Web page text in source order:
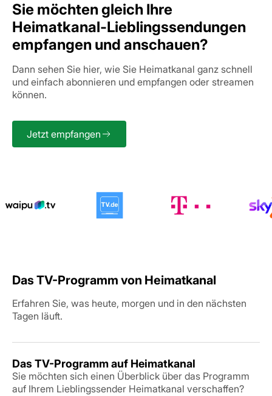
Sie möchten gleich Ihre
Heimatkanal-Lieblingssendungen
empfangen und anschauen?
Dann sehen Sie hier, wie Sie Heimatkanal ganz schnell
und einfach abonnieren und empfangen oder streamen
können.
Jetzt empfangen
Das TV-Programm von Heimatkanal
Erfahren Sie, was heute, morgen und in den nächsten
Tagen läuft.
Das TV-Programm auf Heimatkanal
Sie möchten sich einen Überblick über das Programm
auf Ihrem Lieblingssender Heimatkanal verschaffen?